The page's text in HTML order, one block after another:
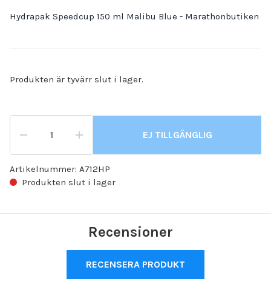
Hydrapak Speedcup 150 ml Malibu Blue - Marathonbutiken
Produkten är tyvärr slut i lager.
EJ TILLGÄNGLIG
Artikelnummer: A712HP
Produkten slut i lager
Recensioner
RECENSERA PRODUKT